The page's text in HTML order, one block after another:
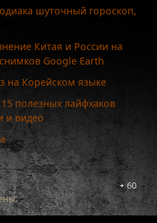
шуточный гороскоп,
Китая и России на
Google Earth
на Корейском языке
полезных лайфхаков
и видео
60